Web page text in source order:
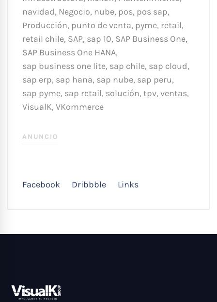
navidad, Negocio, nube, pos, pos sap,
Producción, punto de venta, pyme, retail,
retail chile, SAP, sap 10, SAP Business One,
SAP Business One HANA,
sap business one lite, sap chile, sap cloud,
sap erp, sap hana, sap nube, sap peru,
sap pyme, sap retail, solución, tpv, ventas,
VisualK, VKommerce
ANUNCIO
Facebook Dribbble Links